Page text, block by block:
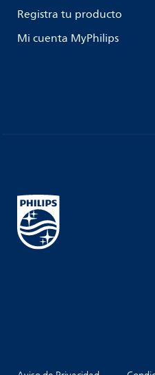
Registra tu producto
Mi cuenta MyPhilips